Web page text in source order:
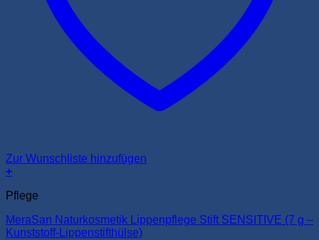
Zur Wunschliste hinzufügen
+
Pflege
MeraSan Naturkosmetik Lippenpflege Stift SENSITIVE (7 g –
Kunststoff-Lippenstifthülse)